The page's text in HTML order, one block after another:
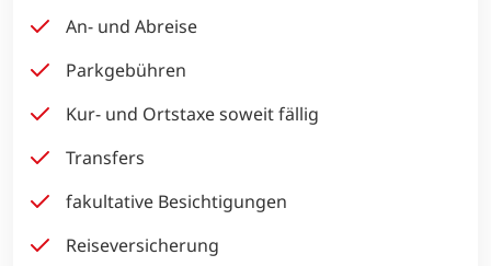
An- und Abreise
Parkgebühren
Kur- und Ortstaxe soweit fällig
Transfers
fakultative Besichtigungen
Reiseversicherung